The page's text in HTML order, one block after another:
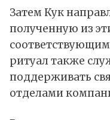
Затем Кук
полученную из
ритуал также
поддерживать
отделами